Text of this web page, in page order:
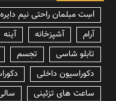
lسِت مبلمان راحتی نیم دایره در اتاق نشیمن و پذیرایی
آرام
آشپزخانه آینه
تابلو شاسی
تجسم
دکوراسیون داخلی
ساعت های تزئینی